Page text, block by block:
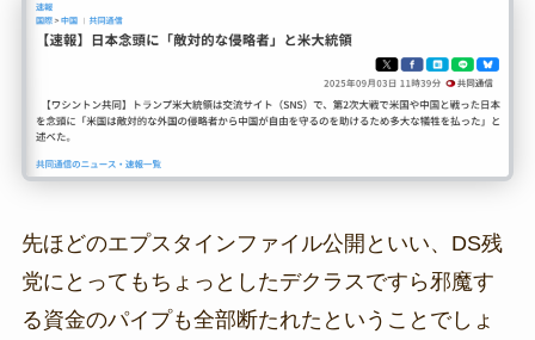
先ほどのエプスタインファイル公開といい、DS残
党にとってもちょっとしたデクラスですら邪魔す
る資金のパイプも全部断たれたということでしょ